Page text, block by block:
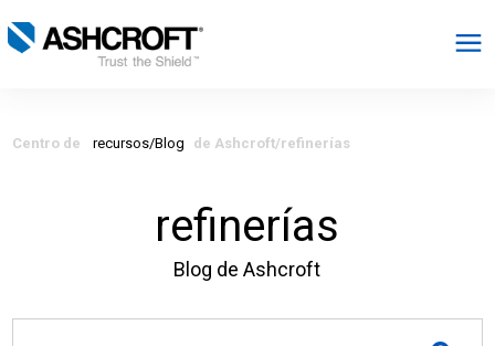
Centro de recursos/Blog de Ashcroft/refinerías
refinerías
Blog de Ashcroft